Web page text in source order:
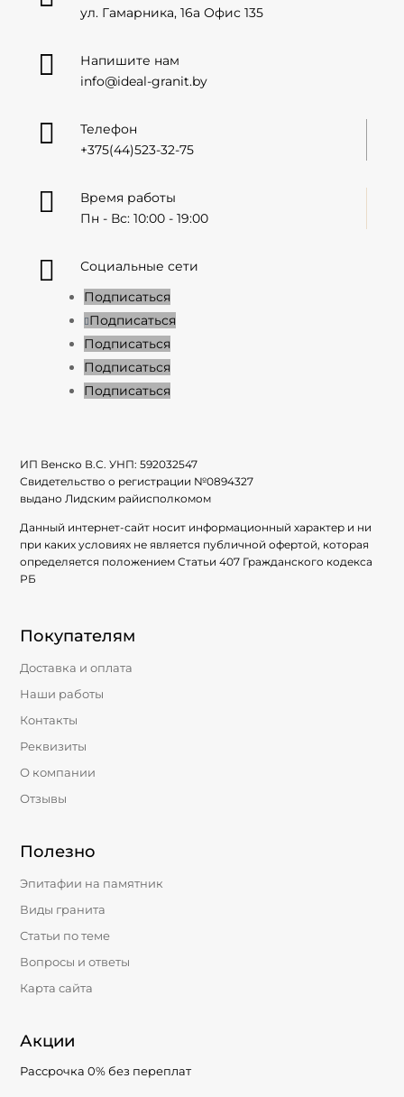
ул. Гамарника, 16а Офис 135

Напишите нам
info@ideal-granit.by

Телефон
+375(44)523-32-75

Время работы
Пн - Вс: 10:00 - 19:00

Социальные сети
Подписаться
Подписаться
Подписаться
Подписаться
Подписаться
ИП Венско В.С. УНП:592032547
Свидетельство о регистрации №0894327
выдано Лидским райисполкомом
Данный интернет-сайт носит информационный характер и ни
при каких условиях не является публичной офертой, которая
определяется положением Статьи 407 Гражданского кодекса
РБ
Покупателям
Доставка и оплата
Наши работы
Контакты
Реквизиты
О компании
Отзывы
Полезно
Эпитафии на памятник
Виды гранита
Статьи по теме
Вопросы и ответы
Карта сайта
Акции
Рассрочка 0% без переплат